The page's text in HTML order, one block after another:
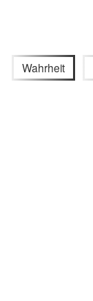
Wahrheit